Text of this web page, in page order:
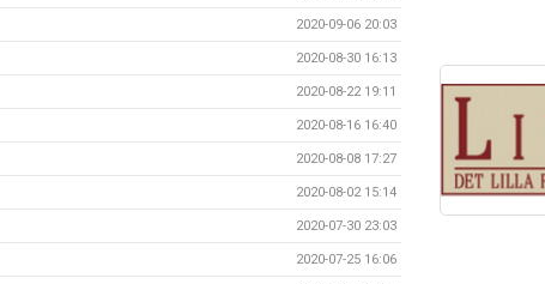
2020-09-06 20:03
2020-08-30 16:13
2020-08-22 19:11
2020-08-16 16:40
2020-08-08 17:27
2020-08-02 15:14
2020-07-30 23:03
2020-07-25 16:06